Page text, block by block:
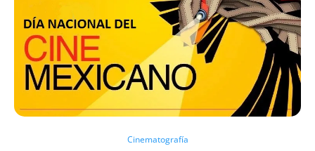
Cinematografía